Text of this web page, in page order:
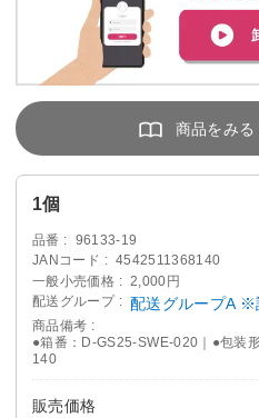
1個
品番
96133-19
JANコード
4542511368140
一般小売価格
2,000円
配送グループ
配送グループA ※
商品備考
●箱番：D-GS25-SWE-020｜●包装
140
販売価格